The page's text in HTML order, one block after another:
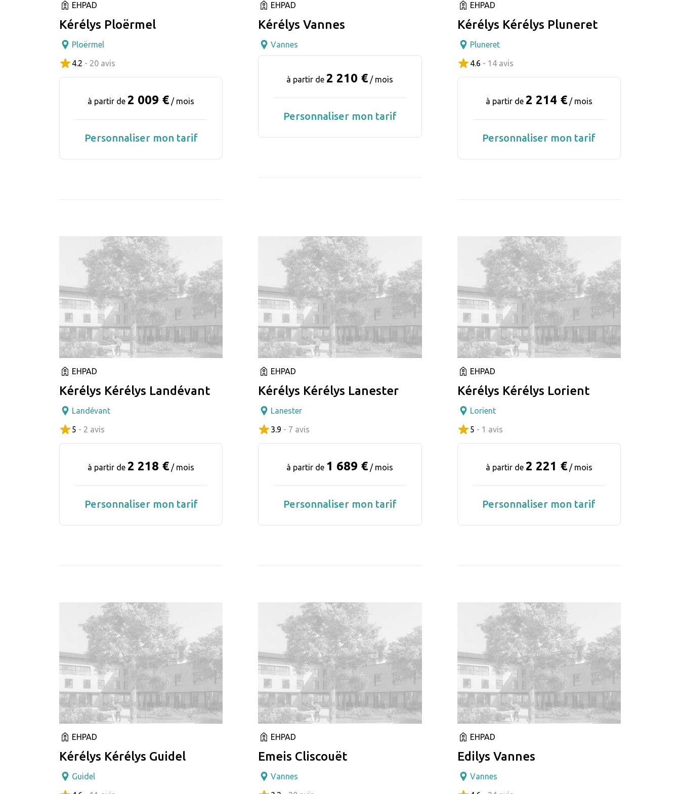
EHPAD
Kérélys Ploërmel
Ploërmel
4.2 - 20 avis
à partir de 2 009 € / mois
Personnaliser mon tarif
EHPAD
Kérélys Vannes
Vannes
à partir de 2 210 € / mois
Personnaliser mon tarif
EHPAD
Kérélys Kérélys Pluneret
Pluneret
4.6 - 14 avis
à partir de 2 214 € / mois
Personnaliser mon tarif
EHPAD
Kérélys Kérélys Landévant
Landévant
5 - 2 avis
à partir de 2 218 € / mois
Personnaliser mon tarif
EHPAD
Kérélys Kérélys Lanester
Lanester
3.9 - 7 avis
à partir de 1 689 € / mois
Personnaliser mon tarif
EHPAD
Kérélys Kérélys Lorient
Lorient
5 - 1 avis
à partir de 2 221 € / mois
Personnaliser mon tarif
EHPAD
Kérélys Kérélys Guidel
Guidel
EHPAD
Emeis Cliscouët
Vannes
EHPAD
Edilys Vannes
Vannes